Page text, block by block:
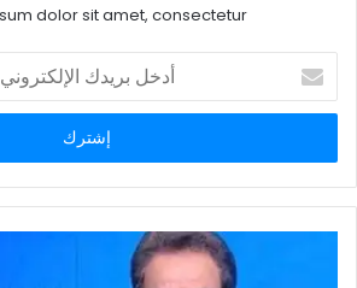
dolor sit amet, consectetur.
أدخل
بريدك
الإلكتروني